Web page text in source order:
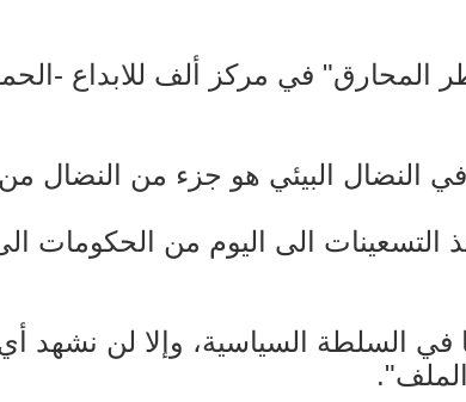
المحارق" في مركز ألف للابداع -
البيئي هو جزء من النضال من
التسعينات الى اليوم من الحكومات
السلطة السياسية، وإلا لن نشهد